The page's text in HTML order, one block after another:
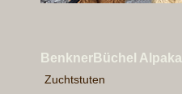
BenknerBüchel Alpaka
Zuchtstuten